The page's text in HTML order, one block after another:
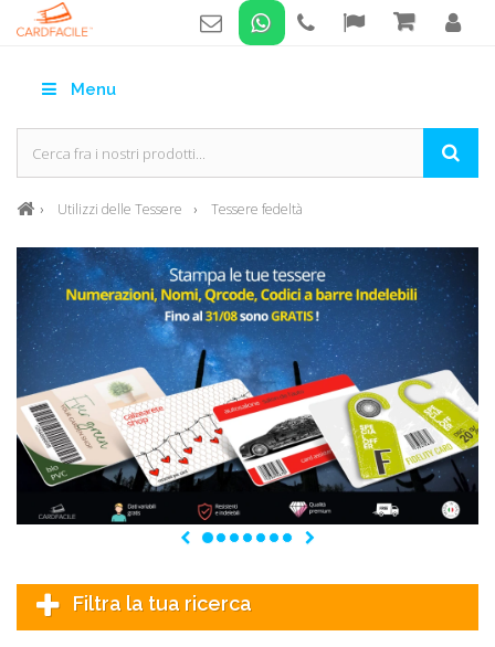
Menu
Utilizzi delle Tessere Tessere fedeltà
Precedente
Filtra la tua ricerca